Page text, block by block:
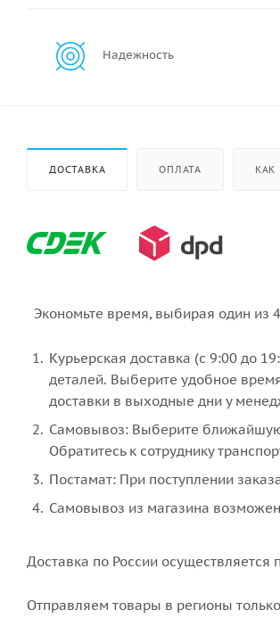
Надежность
ДОСТАВКА ОПЛАТА КАК
Экономьте время, выбирая один из
Курьерская доставка (с 9:00 до
деталей. Выберите удобное
доставки в выходные дни у
Самовывоз: Выберите ближайшую
Обратитесь к сотруднику
Постамат: При поступлении
Самовывоз из магазина
Доставка по России
Отправляем товары в регионы